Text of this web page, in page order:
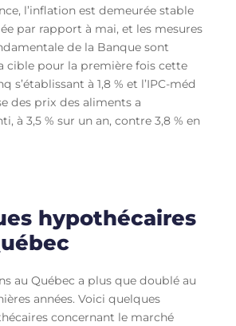
l’inflation est demeurée stable
par rapport à mai, et les mesures
de la Banque sont
cible pour la première fois cette
s’établissant à 1,8 % et l’IPC-méd
des prix des aliments a
à 3,5 % sur un an, contre 3,8 % en
hypothécaires
au Québec a plus que doublé au
années. Voici quelques
concernant le marché